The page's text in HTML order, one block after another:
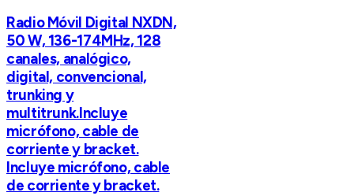
Radio Móvil Digital NXDN,
50 W, 136-174MHz, 128
canales, analógico,
digital, convencional,
trunking y
multitrunk.Incluye
micrófono, cable de
corriente y bracket.
Incluye micrófono, cable
de corriente y bracket.